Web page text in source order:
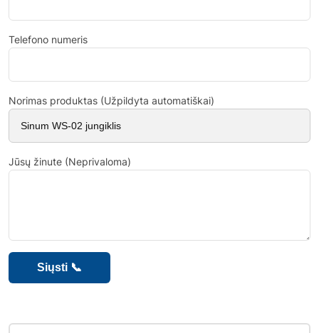
Telefono numeris
Norimas produktas (Užpildyta automatiškai)
Jūsų žinute (Neprivaloma)